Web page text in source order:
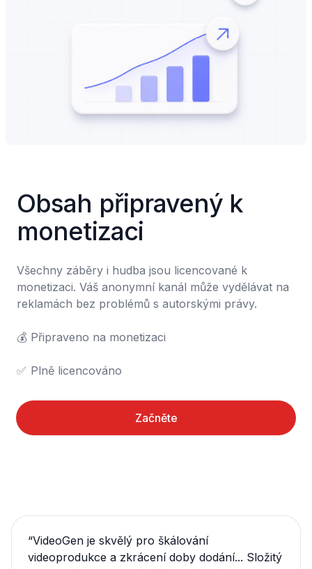
Obsah připravený k
monetizaci
Všechny záběry i hudba jsou licencované k
monetizaci. Váš anonymní kanál může vydělávat na
reklamách bez problémů s autorskými právy.
💰	Připraveno na monetizaci
✅	Plně licencováno
Začněte
“VideoGen je skvělý pro škálování
videoprodukce a zkrácení doby dodání... Složitý